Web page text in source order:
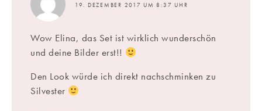
19. DEZEMBER 2017 UM 8:37 UHR
Wow Elina, das Set ist wirklich wunderschön
und deine Bilder erst!!
Den Look würde ich direkt nachschminken zu
Silvester